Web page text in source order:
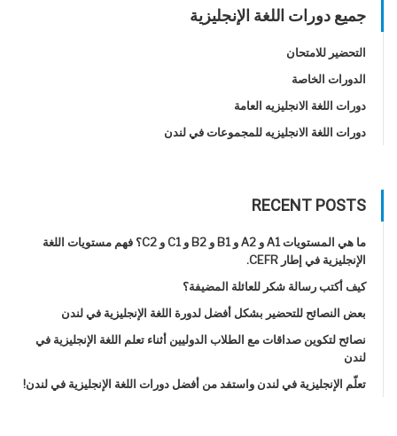
جميع دورات اللغة الإنجليزية
التحضير للامتحان
الدورات الخاصة
دورات اللغة الانجليزيه العامة
دورات اللغة الانجليزيه للمجموعات في لندن
RECENT POSTS
ما هي المستويات A1 و A2 و B1 و B2 و C1 و C2؟ فهم مستويات اللغة
الإنجليزية في إطار CEFR.
كيف أكتب رسالة شكر للعائلة المضيفة؟
بعض النصائح للتحضير بشكل أفضل لدورة اللغة الإنجليزية في لندن
نصائح لتكوين صداقات مع الطلاب الدوليين أثناء تعلم اللغة الإنجليزية في
لندن
تعلّم الإنجليزية في لندن واستفد من أفضل دورات اللغة الإنجليزية في لندن!